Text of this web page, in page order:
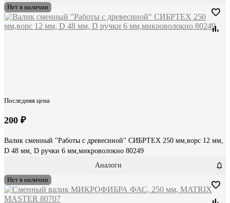
Нет в наличии
Последняя цена
200 ₽
Валик сменный "Работы с древесиной" СИБРТЕХ 250 мм,ворс 12 мм,
D 48 мм, D ручки 6 мм,микроволокно 80249
Аналоги
Нет в наличии